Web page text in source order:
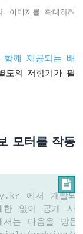
이미지를 확대하려
함께 제공되는 배
도의 저항기가 필
모터를 작동

에서 개발되
없이 공개 사
는 다음을 방문